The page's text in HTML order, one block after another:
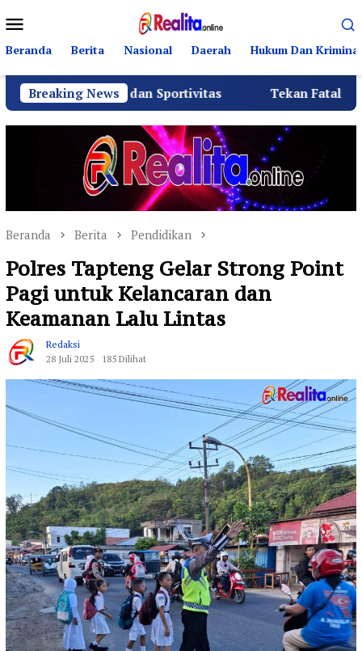
ke
kontenMobile
Beranda Berita Nasional Daerah Hukum Dan Kriminal
Breaking News
dan Sportivitas Tekan Fatalitas Kecelakaan, SMKN
Beranda Berita Pendidikan
Polres Tapteng Gelar Strong Point
Pagi untuk Kelancaran dan
Keamanan Lalu Lintas
Redaksi
28 Juli 2025
185 Dilihat